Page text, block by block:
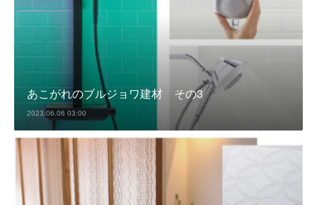
あこがれのブルジョワ建材 その3
2023.06.06 03:00